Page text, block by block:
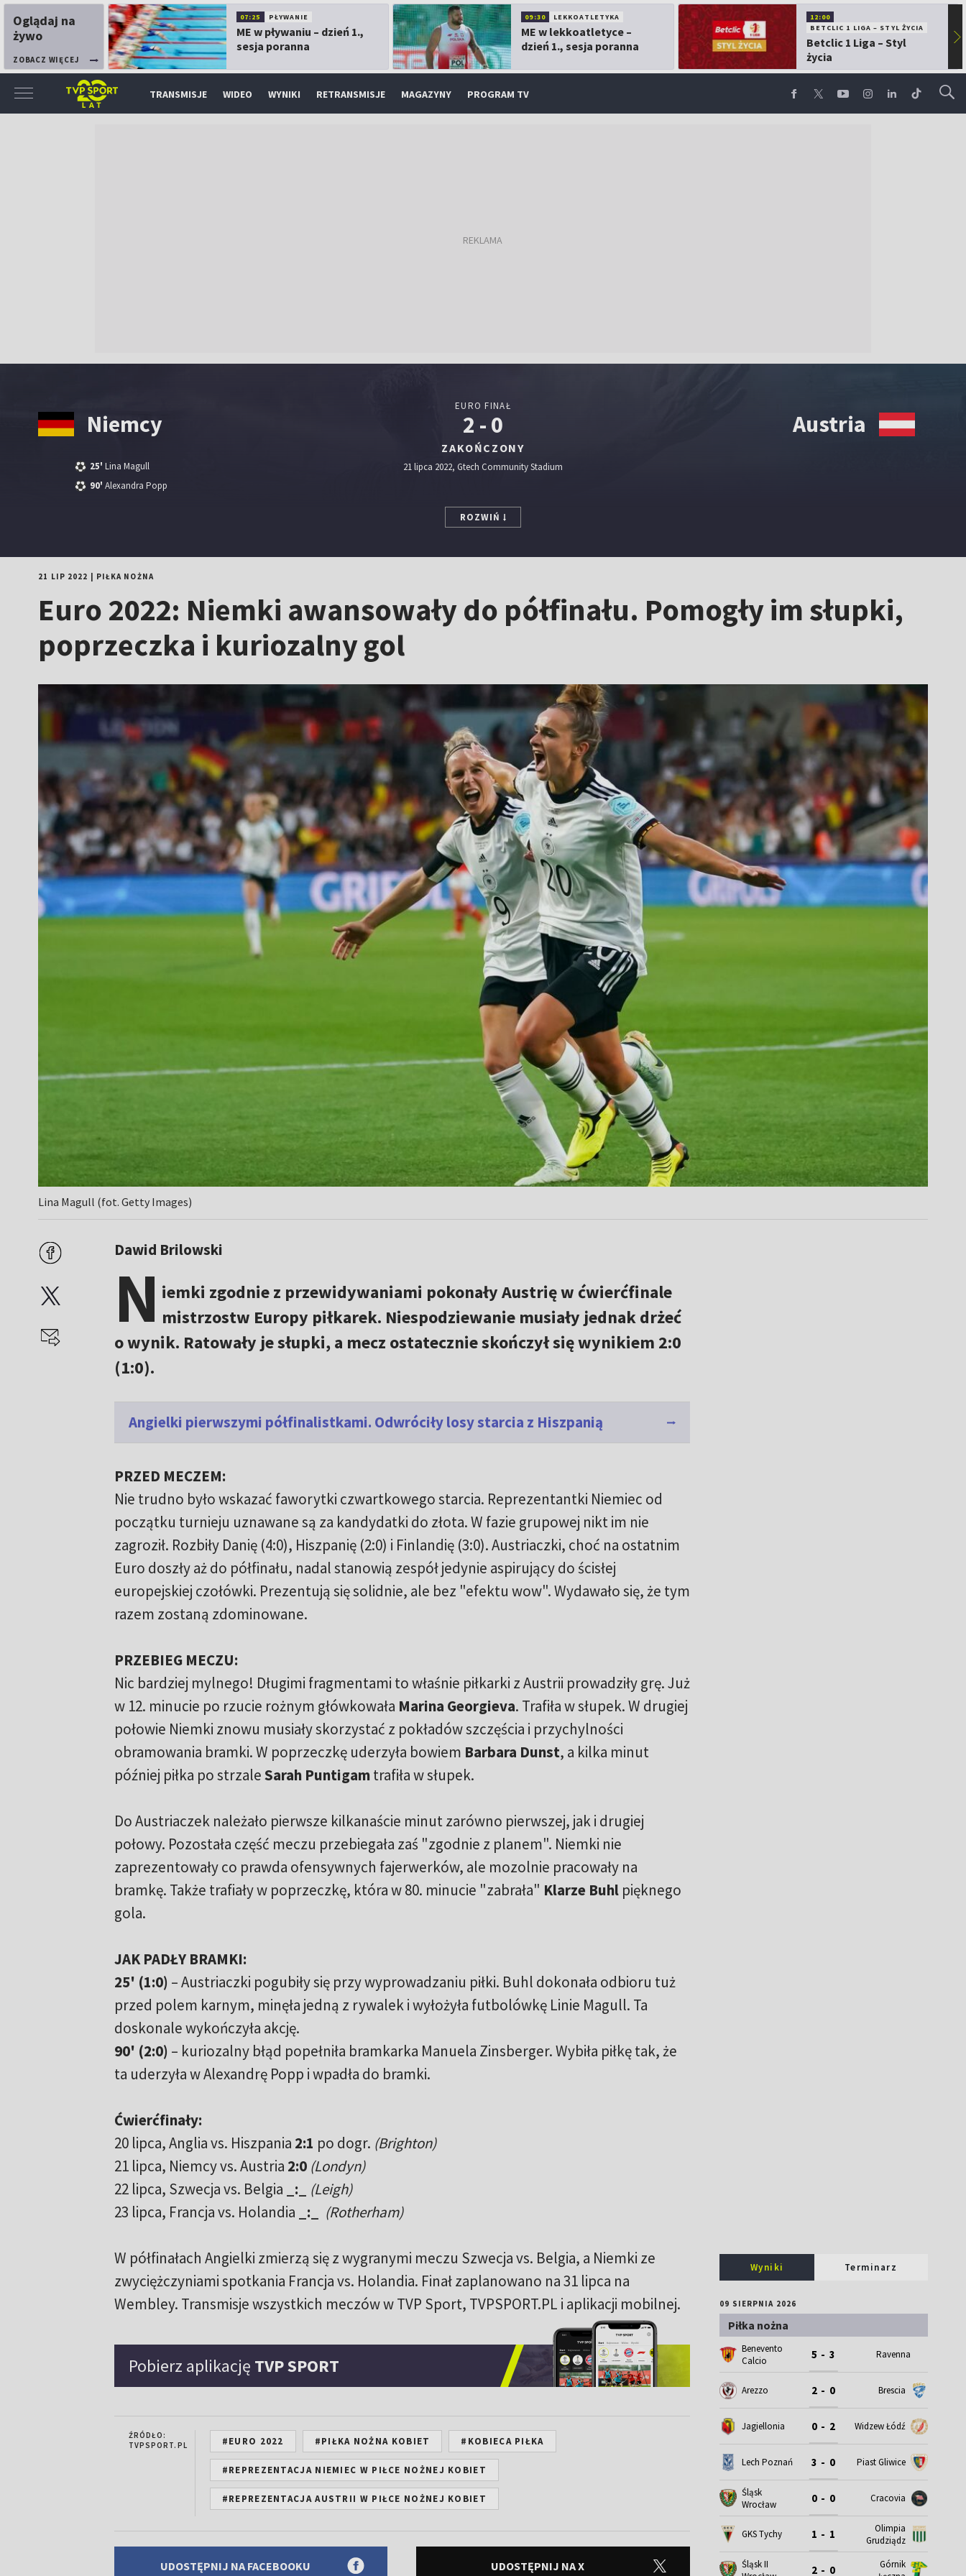
Oglądaj na
żywo
ZOBACZ WIĘCEJ
07:25 PŁYWANIE
ME w pływaniu – dzień 1.,
sesja poranna
09:30 LEKKOATLETYKA
ME w lekkoatletyce –
dzień 1., sesja poranna
12:00
BETCLIC 1 LIGA – STYL ŻYCIA
Betclic 1 Liga – Styl
życia
▶
TRANSMISJE WIDEO WYNIKI RETRANSMISJE MAGAZYNY PROGRAM TV
Niemcy
25' Lina Magull
90' Alexandra Popp
EURO FINAŁ
2 - 0
ZAKOŃCZONY
21 lipca 2022, Gtech Community Stadium
Austria
ROZWIŃ
21 LIP 2022 PIŁKA NOŻNA
Euro 2022: Niemki awansowały do półfinału. Pomogły im słupki,
poprzeczka i kuriozalny gol
Lina Magull (fot. Getty Images)
Dawid Brilowski
N iemki zgodnie z przewidywaniami pokonały Austrię w ćwierćfinale
mistrzostw Europy piłkarek. Niespodziewanie musiały jednak drżeć
o wynik. Ratowały je słupki, a mecz ostatecznie skończył się wynikiem 2:0
(1:0).
Angielki pierwszymi półfinalistkami. Odwróciły losy starcia z Hiszpanią
PRZED MECZEM:
Nie trudno było wskazać faworytki czwartkowego starcia. Reprezentantki Niemiec od
początku turnieju uznawane są za kandydatki do złota. W fazie grupowej nikt im nie
zagroził. Rozbiły Danię (4:0), Hiszpanię (2:0) i Finlandię (3:0). Austriaczki, choć na ostatnim
Euro doszły aż do półfinału, nadal stanowią zespół jedynie aspirujący do ścisłej
europejskiej czołówki. Prezentują się solidnie, ale bez "efektu wow". Wydawało się, że tym
razem zostaną zdominowane.
PRZEBIEG MECZU:
Nic bardziej mylnego! Długimi fragmentami to właśnie piłkarki z Austrii prowadziły grę. Już
w 12. minucie po rzucie rożnym główkowała Marina Georgieva. Trafiła w słupek. W drugiej
połowie Niemki znowu musiały skorzystać z pokładów szczęścia i przychylności
obramowania bramki. W poprzeczkę uderzyła bowiem Barbara Dunst, a kilka minut
później piłka po strzaleSarah Puntigamtrafiła w słupek.
Do Austriaczek należało pierwsze kilkanaście minut zarówno pierwszej, jak i drugiej
połowy. Pozostała część meczu przebiegała zaś "zgodnie z planem". Niemki nie
zaprezentowały co prawda ofensywnych fajerwerków, ale mozolnie pracowały na
bramkę. Także trafiały w poprzeczkę, która w 80. minucie "zabrała" Klarze Buhlpięknego
gola.
JAK PADŁY BRAMKI:
25' (1:0) – Austriaczki pogubiły się przy wyprowadzaniu piłki. Buhl dokonała odbioru tuż
przed polem karnym, minęła jedną z rywalek i wyłożyła futbolówkę Linie Magull. Ta
doskonale wykończyła akcję.
90' (2:0) – kuriozalny błąd popełniła bramkarka Manuela Zinsberger. Wybiła piłkę tak, że
ta uderzyła w Alexandrę Popp i wpadła do bramki.
Ćwierćfinały:
20 lipca, Anglia vs. Hiszpania 2:1 po dogr. (Brighton)
21 lipca, Niemcy vs. Austria 2:0 (Londyn)
22 lipca, Szwecja vs. Belgia
_:_ (Leigh)
23 lipca, Francja vs. Holandia
_:_ (Rotherham)
W półfinałach Angielki zmierzą się z wygranymi meczu Szwecja vs. Belgia, a Niemki ze
zwyciężczyniami spotkania Francja vs. Holandia. Finał zaplanowano na 31 lipca na
Wembley. Transmisje wszystkich meczów w TVP Sport, TVPSPORT.PL i aplikacji mobilnej.
Pobierz aplikację TVP SPORT
ŹRÓDŁO:
TVPSPORT.PL
#EURO 2022 #PIŁKA NOŻNA KOBIET #KOBIECA PIŁKA
#REPREZENTACJA NIEMIEC W PIŁCE NOŻNEJ KOBIET
#REPREZENTACJA AUSTRII W PIŁCE NOŻNEJ KOBIET
UDOSTĘPNIJ NA FACEBOOKU UDOSTĘPNIJ NA X
Wyniki Terminarz
09 SIERPNIA 2026
Piłka nożna
Benevento
Calcio
5 - 3 Ravenna
Arezzo 2 - 0 Brescia
Jagiellonia 0 - 2 Widzew Łódź
Lech Poznań 3 - 0 Piast Gliwice
Śląsk
Wrocław
0 - 0 Cracovia
GKS Tychy 1 - 1
Olimpia
Grudziądz
Śląsk II
2 - 0
Górnik